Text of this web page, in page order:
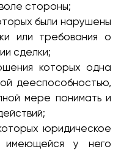
стороны;
были нарушены
или требования о
сделки;
которых одна
дееспособностью,
мере понимать и
юридическое
имеющейся у него